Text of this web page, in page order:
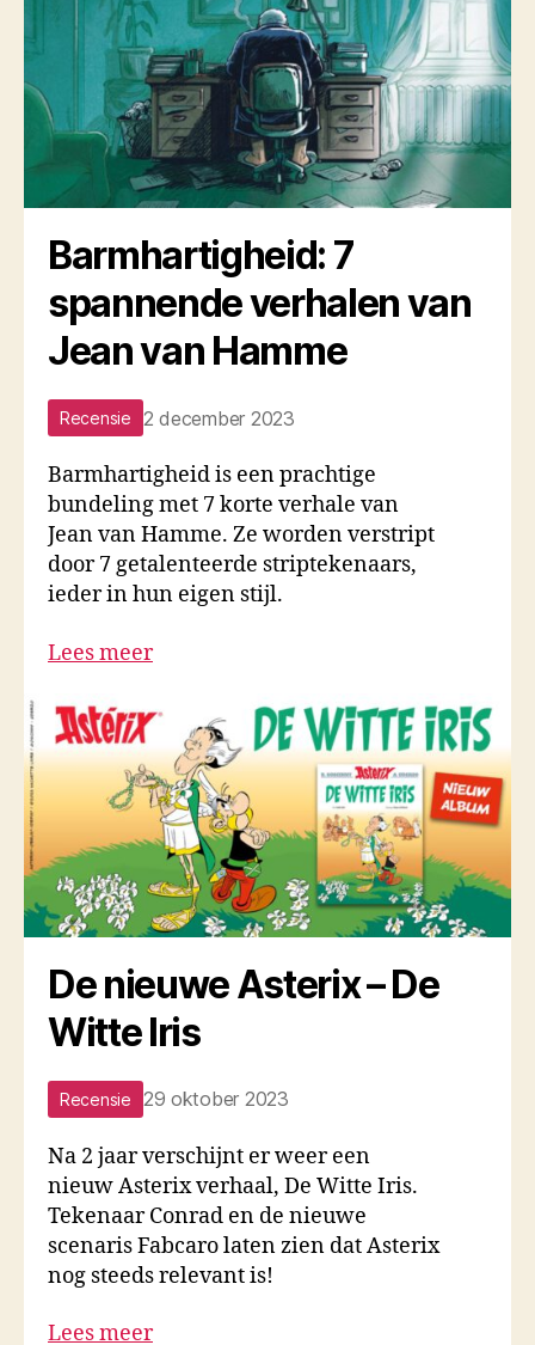
Barmhartigheid: 7
spannende verhalen van
Jean van Hamme
Recensie 2 december 2023
Barmhartigheid is een prachtige
bundeling met 7 korte verhale van
Jean van Hamme. Ze worden verstript
door 7 getalenteerde striptekenaars,
ieder in hun eigen stijl.
Lees meer
De nieuwe Asterix – De
Witte Iris
Recensie 29 oktober 2023
Na 2 jaar verschijnt er weer een
nieuw Asterix verhaal, De Witte Iris.
Tekenaar Conrad en de nieuwe
scenaris Fabcaro laten zien dat Asterix
nog steeds relevant is!
Lees meer